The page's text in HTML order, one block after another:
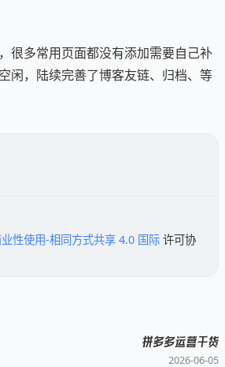
很多常用页面都没有添加需要自己补
闲，陆续完善了博客友链、归档、等
性使用-相同方式共享 4.0 国际 许可协
拼多多运营干货
2026-06-05